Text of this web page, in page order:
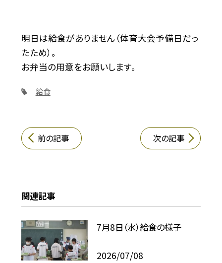
明日は給食がありません（体育大会予備日だっ
たため）。
お弁当の用意をお願いします。
給食
前の記事 次の記事
関連記事
7月8日（水）給食の様子
2026/07/08